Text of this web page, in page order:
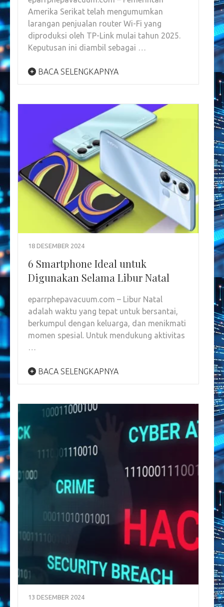
Amerika Serikat telah mengumumkan
larangan penjualan router Wi-Fi yang
diproduksi oleh TP-Link mulai tahun 2025.
Keputusan ini diambil sebagai …
BACA SELENGKAPNYA
18 DESEMBER 2024
6 Smartphone Ideal untuk
Digunakan Selama Libur Natal
eparrphepavacuum.com – Libur Natal
adalah waktu yang tepat untuk bersantai,
berkumpul dengan keluarga, dan menikmati
momen spesial. Untuk mendukung aktivitas
BACA SELENGKAPNYA
13 DESEMBER 2024